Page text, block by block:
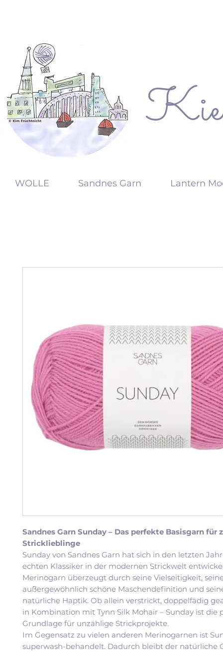
KW
WOLLE Sandnes Garn Lantern
Sandnes Garn Sunday – Das perfekte Basisgarn für
Stricklieblinge
Sunday von Sandnes Garn hat sich in den letzten
echten Klassiker in der modernen Strickwelt
Merinogarn überzeugt durch seine Vielseitigkeit,
außergewöhnlich schöne Maschendefinition und
natürliche Haptik. Ob allein verstrickt, doppelfädig
in Kombination mit Tynn Silk Mohair – Sunday ist die
Grundlage für unzählige Strickprojekte.
Im Gegensatz zu vielen anderen Merinogarnen ist
superwash-behandelt. Dadurch bleibt der natürliche